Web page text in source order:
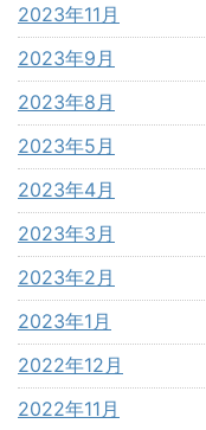
2023年11月
2023年9月
2023年8月
2023年5月
2023年4月
2023年3月
2023年2月
2023年1月
2022年12月
2022年11月